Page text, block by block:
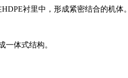
衬里中，形成紧密结合的机体。
体式结构。